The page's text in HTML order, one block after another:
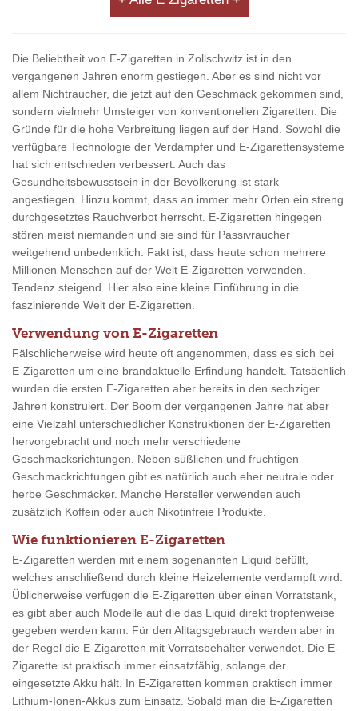
Die Beliebtheit von E-Zigaretten in Zollschwitz ist in den
vergangenen Jahren enorm gestiegen. Aber es sind nicht vor
allem Nichtraucher, die jetzt auf den Geschmack gekommen sind,
sondern vielmehr Umsteiger von konventionellen Zigaretten. Die
Gründe für die hohe Verbreitung liegen auf der Hand. Sowohl die
verfügbare Technologie der Verdampfer und E-Zigarettensysteme
hat sich entschieden verbessert. Auch das
Gesundheitsbewusstsein in der Bevölkerung ist stark
angestiegen. Hinzu kommt, dass an immer mehr Orten ein streng
durchgesetztes Rauchverbot herrscht. E-Zigaretten hingegen
stören meist niemanden und sie sind für Passivraucher
weitgehend unbedenklich. Fakt ist, dass heute schon mehrere
Millionen Menschen auf der Welt E-Zigaretten verwenden.
Tendenz steigend. Hier also eine kleine Einführung in die
faszinierende Welt der E-Zigaretten.
Verwendung von E-Zigaretten
Fälschlicherweise wird heute oft angenommen, dass es sich bei
E-Zigaretten um eine brandaktuelle Erfindung handelt. Tatsächlich
wurden die ersten E-Zigaretten aber bereits in den sechziger
Jahren konstruiert. Der Boom der vergangenen Jahre hat aber
eine Vielzahl unterschiedlicher Konstruktionen der E-Zigaretten
hervorgebracht und noch mehr verschiedene
Geschmacksrichtungen. Neben süßlichen und fruchtigen
Geschmackrichtungen gibt es natürlich auch eher neutrale oder
herbe Geschmäcker. Manche Hersteller verwenden auch
zusätzlich Koffein oder auch Nikotinfreie Produkte.
Wie funktionieren E-Zigaretten
E-Zigaretten werden mit einem sogenannten Liquid befüllt,
welches anschließend durch kleine Heizelemente verdampft wird.
Üblicherweise verfügen die E-Zigaretten über einen Vorratstank,
es gibt aber auch Modelle auf die das Liquid direkt tropfenweise
gegeben werden kann. Für den Alltagsgebrauch werden aber in
der Regel die E-Zigaretten mit Vorratsbehälter verwendet. Die E-
Zigarette ist praktisch immer einsatzfähig, solange der
eingesetzte Akku hält. In E-Zigaretten kommen praktisch immer
Lithium-Ionen-Akkus zum Einsatz. Sobald man die E-Zigaretten